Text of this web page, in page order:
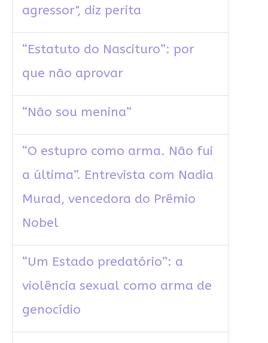
agressor", diz perita
“Estatuto do Nascituro”: por
que não aprovar
“Não sou menina”
“O estupro como arma. Não fui
a última”. Entrevista com Nadia
Murad, vencedora do Prêmio
Nobel
“Um Estado predatório”: a
violência sexual como arma de
genocídio